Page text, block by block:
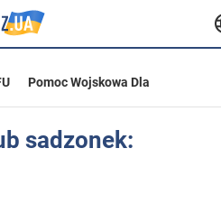
Pomoc Wojskowa Dla
sadzonek: